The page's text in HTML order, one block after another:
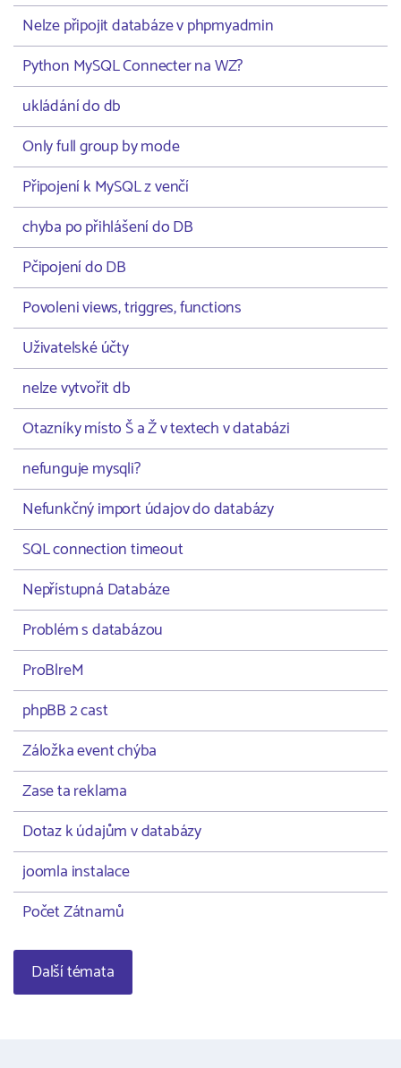
Nelze připojit databáze v phpmyadmin
Python MySQL Connecter na WZ?
ukládání do db
Only full group by mode
Připojení k MySQL z venčí
chyba po přihlášení do DB
Pčipojení do DB
Povoleni views, triggres, functions
Uživatelské účty
nelze vytvořit db
Otazníky místo Š a Ž v textech v databázi
nefunguje mysqli?
Nefunkčný import údajov do databázy
SQL connection timeout
Nepřístupná Databáze
Problém s databázou
ProBlreM
phpBB 2 cast
Záložka event chýba
Zase ta reklama
Dotaz k údajům v databázy
joomla instalace
Počet Zátnamů
Další témata